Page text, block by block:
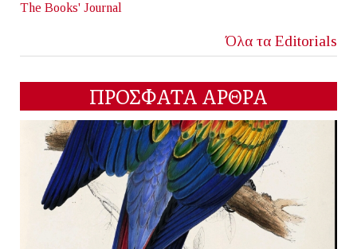
The Books' Journal
Όλα τα Editorials
ΠΡΟΣΦΑΤΑ ΑΡΘΡΑ